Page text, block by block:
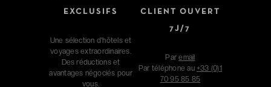
EXCLUSIFS
Une sélection d'hôtels et
voyages extraordinaires.
Des réductions et
avantages négociés pour
vous.
CLIENT OUVERT
7J/7
Paremail
Par téléphone au +33 (0)1
70 95 85 85